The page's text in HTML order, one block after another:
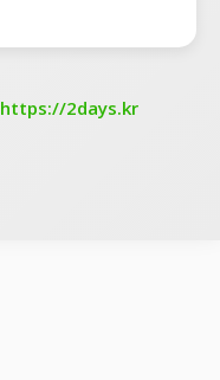
https://2days.kr